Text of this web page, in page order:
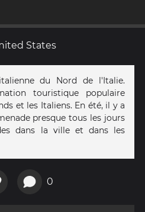
States
du Nord de l'Italie.
touristique populaire
et les Italiens. En été, il y a
presque tous les jours
dans la ville et dans les
0